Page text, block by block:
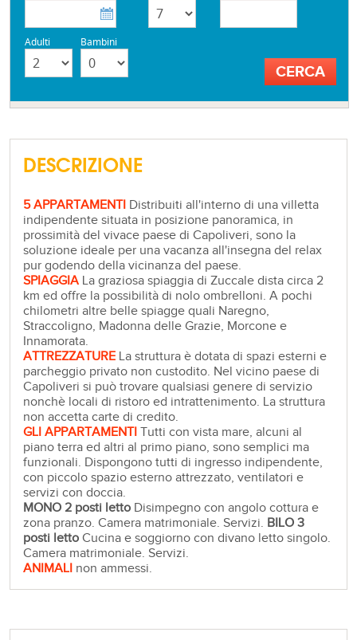
Adulti Bambini
DESCRIZIONE
5 APPARTAMENTI Distribuiti all'interno di una villetta
indipendente situata in posizione panoramica, in
prossimità del vivace paese di Capoliveri, sono la
soluzione ideale per una vacanza all'insegna del relax
pur godendo della vicinanza del paese.
SPIAGGIA La graziosa spiaggia di Zuccale dista circa 2
km ed offre la possibilità di nolo ombrelloni. A pochi
chilometri altre belle spiagge quali Naregno,
Straccoligno, Madonna delle Grazie, Morcone e
Innamorata.
ATTREZZATURE La struttura è dotata di spazi esterni e
parcheggio privato non custodito. Nel vicino paese di
Capoliveri si può trovare qualsiasi genere di servizio
nonchè locali di ristoro ed intrattenimento. La struttura
non accetta carte di credito.
GLI APPARTAMENTI Tutti con vista mare, alcuni al
piano terra ed altri al primo piano, sono semplici ma
funzionali. Dispongono tutti di ingresso indipendente,
con piccolo spazio esterno attrezzato, ventilatori e
servizi con doccia.
MONO 2 posti letto Disimpegno con angolo cottura e
zona pranzo. Camera matrimoniale. Servizi. BILO 3
posti letto Cucina e soggiorno con divano letto singolo.
Camera matrimoniale. Servizi.
ANIMALI non ammessi.